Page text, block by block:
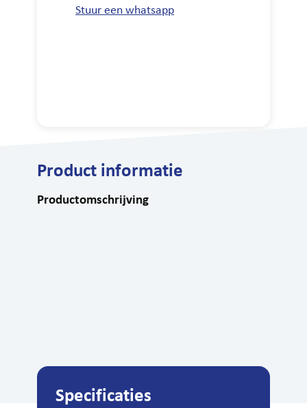
Stuur een whatsapp
Product informatie
Productomschrijving
Specificaties